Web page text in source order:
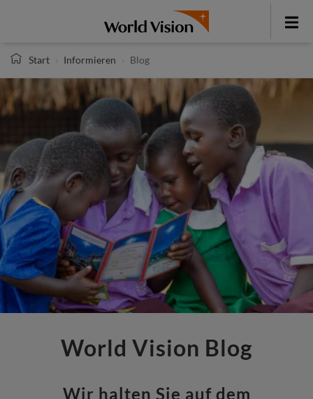
Toggle
Start
Informieren Blog
World Vision Blog
Wir halten Sie auf dem